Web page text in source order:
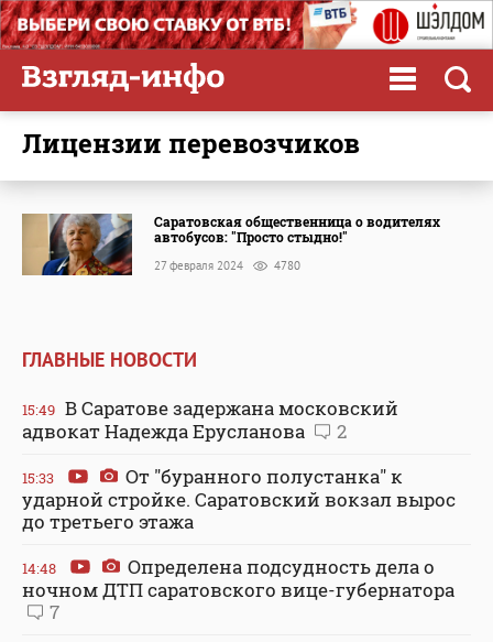
лицензии перевозчиков
Саратовская общественница о водителях
автобусов: "Просто стыдно!"
27 февраля 2024 4780
ГЛАВНЫЕ НОВОСТИ
15:49 В Саратове задержана московский
адвокат Надежда Ерусланова
2
15:33
От "буранного полустанка" к
ударной стройке. Саратовский вокзал вырос
до третьего этажа
14:48
Определена подсудность дела о
ночном ДТП саратовского вице-губернатора
7